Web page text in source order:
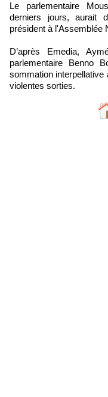
Le parlementaire Moustapha Cissé Lô, très virulent ces
derniers jours, aurait
président à l'Assemblée
D’après Emedia,
parlementaire Benno
sommation
violentes sorties.